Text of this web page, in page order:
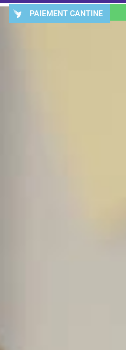
PAIEMENT CANTINE